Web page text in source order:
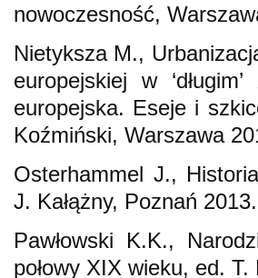
nowoczesność,
Nietyksza M.,
europejskiej w
europejska. Eseje i
Koźmiński, Warszawa
Osterhammel J.,
J. Kałążny, Poznań 2013.
Pawłowski K.K.,
połowy XIX wieku, ed.